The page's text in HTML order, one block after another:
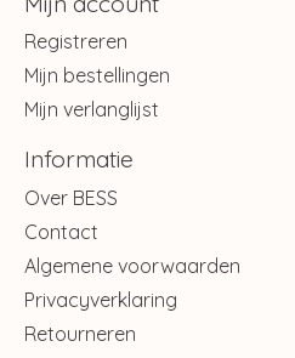
Registreren
Mijn bestellingen
Mijn verlanglijst
Informatie
Over BESS
Contact
Algemene voorwaarden
Privacyverklaring
Retourneren